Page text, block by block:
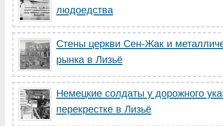
людоедства
Стены церкви Сен-Жак и
рынка в Лизьё
Немецкие солдаты у дорожного
перекрестке в Лизьё